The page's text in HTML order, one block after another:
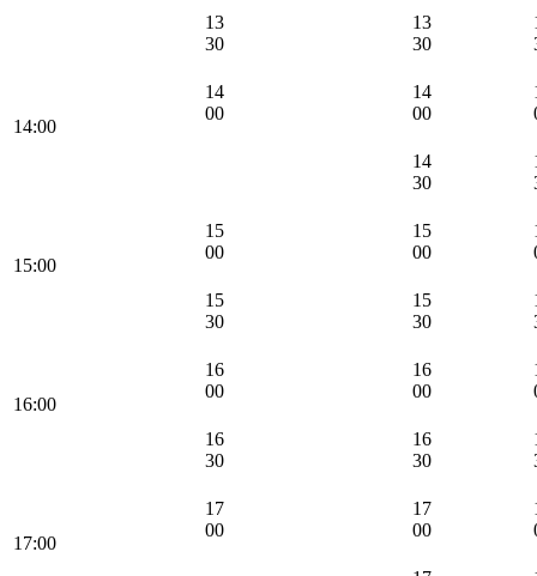
13
30
13
30
14:00
14
00
14
00
14
30
15:00
15
00
15
00
15
30
15
30
16:00
16
00
16
00
16
30
16
30
17:00
17
00
17
00